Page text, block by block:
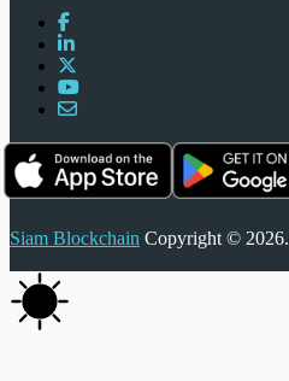
Siam Blockchain Copyright © 2026.